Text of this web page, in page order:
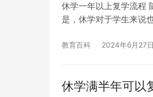
休学一年以上复学流程
是，休学对于学生来说
教育百科 2024年6月27日
休学满半年可以